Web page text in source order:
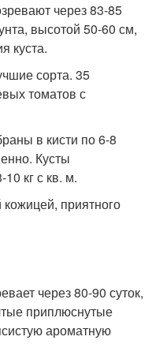
через 83-85
высотой 50-60 см,
куста.
в кисти по 6-8
Кусты
кг с кв. м.
приятного
через 80-90 суток,
приплюснутые
ароматную